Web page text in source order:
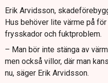
Erik Arvidsson,
Hus behöver lite värme på
frysskador och fuktproblem.
– Man bör inte stänga av
men också villor, där man
nu, säger Erik Arvidsson.